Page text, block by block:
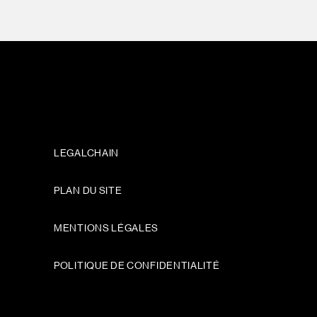
LEGALCHAIN
PLAN DU SITE
MENTIONS LÉGALES
POLITIQUE DE CONFIDENTIALITÉ